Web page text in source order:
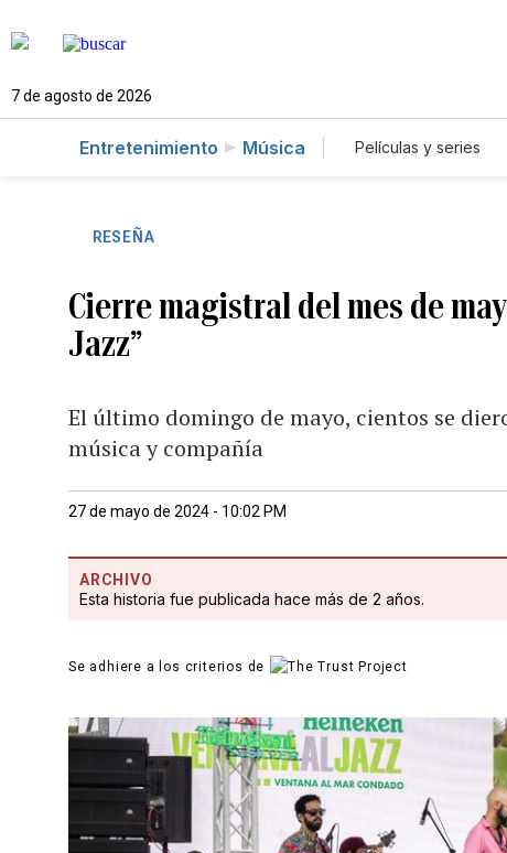
7 de agosto de 2026
Entretenimiento Música Películas y series
RESEÑA
Cierre magistral del mes de
Jazz”
El último domingo de mayo, cientos se
música y compañía
27 de mayo de 2024 - 10:02 PM
ARCHIVO
Esta historia fue publicada hace más de 2 años.
Se adhiere a los criterios de